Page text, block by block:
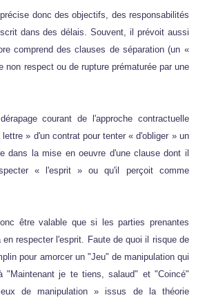
donc des objectifs, des responsabilités
dans des délais. Souvent, il prévoit aussi
comprend des clauses de séparation (un «
non respect ou de rupture prématurée par une
courant de l'approche contractuelle
» d'un contrat pour tenter « d'obliger » un
dans la mise en oeuvre d'une clause dont il
« l'esprit » ou qu'il perçoit comme
être valable que si les parties prenantes
respecter l'esprit. Faute de quoi il risque de
pour amorcer un "Jeu" de manipulation qui
"Maintenant je te tiens, salaud" et "Coincé"
de manipulation » issus de la théorie